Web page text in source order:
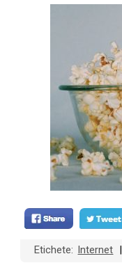
Etichete: Internet